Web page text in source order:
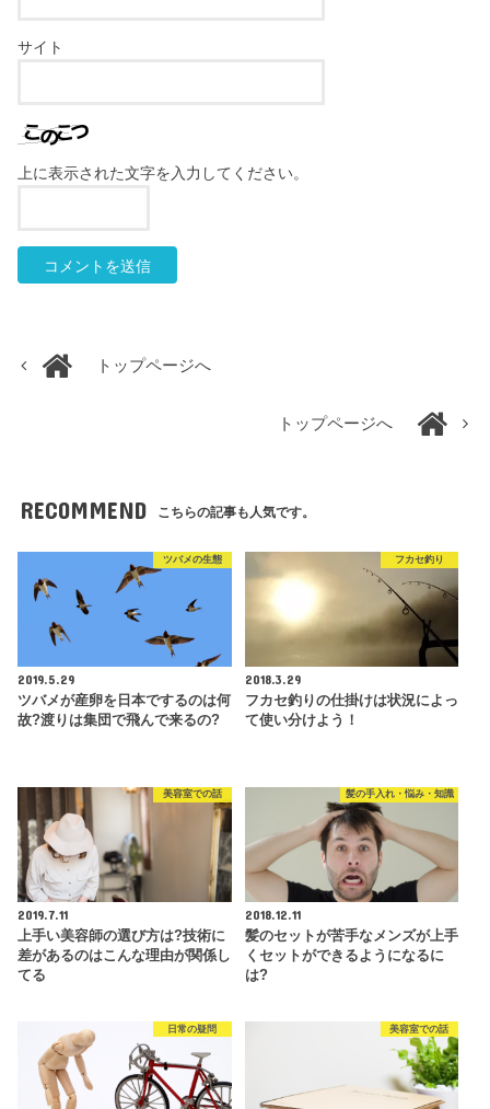
サイト
上に表示された文字を入力してください。
トップページへ
トップページへ
RECOMMEND こちらの記事も人気です。
ツバメの生態
2019.5.29
ツバメが産卵を日本でするのは何
故?渡りは集団で飛んで来るの?
フカセ釣り
2018.3.29
フカセ釣りの仕掛けは状況によっ
て使い分けよう！
美容室での話
2019.7.11
上手い美容師の選び方は?技術に
差があるのはこんな理由が関係し
てる
髪の手入れ・悩み・知識
2018.12.11
髪のセットが苦手なメンズが上手
くセットができるようになるに
は?
日常の疑問 美容室での話